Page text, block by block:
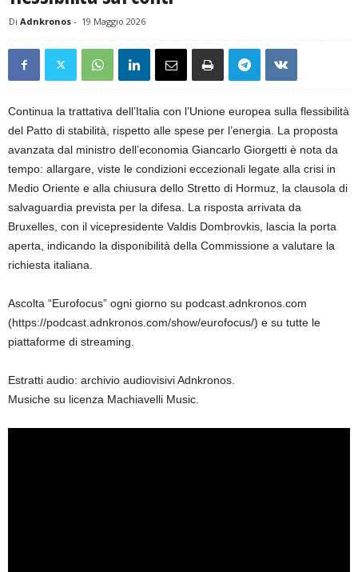
Di Adnkronos - 19 Maggio 2026
Continua la trattativa dell’Italia con l’Unione europea sulla flessibilità
del Patto di stabilità, rispetto alle spese per l’energia. La proposta
avanzata dal ministro dell’economia Giancarlo Giorgetti è nota da
tempo: allargare, viste le condizioni eccezionali legate alla crisi in
Medio Oriente e alla chiusura dello Stretto di Hormuz, la clausola di
salvaguardia prevista per la difesa. La risposta arrivata da
Bruxelles, con il vicepresidente Valdis Dombrovkis, lascia la porta
aperta, indicando la disponibilità della Commissione a valutare la
richiesta italiana.
Ascolta “Eurofocus” ogni giorno su podcast.adnkronos.com
(https://podcast.adnkronos.com/show/eurofocus/) e su tutte le
piattaforme di streaming.
Estratti audio: archivio audiovisivi Adnkronos.
Musiche su licenza Machiavelli Music.